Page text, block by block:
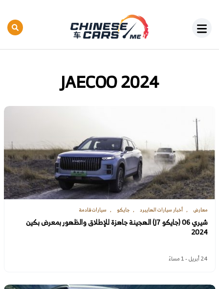
JAECOO 2024
معارض أخبار سيارات الهايبرد جايكو سيارات قادمة
شيري 06 (جايكو J7) الهجينة جاهزة للإطلاق والظهور بمعرض بكين
2024
24 أبريل - 1 مساءً